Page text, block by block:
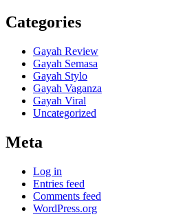
Categories
Gayah Review
Gayah Semasa
Gayah Stylo
Gayah Vaganza
Gayah Viral
Uncategorized
Meta
Log in
Entries feed
Comments feed
WordPress.org